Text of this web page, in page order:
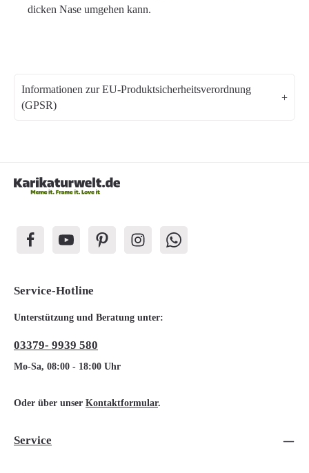
dicken Nase umgehen kann.
Informationen zur EU-Produktsicherheitsverordnung
(GPSR)
Service-Hotline
Unterstützung und Beratung unter:
03379- 9939 580
Mo-Sa, 08:00 - 18:00 Uhr
Oder über unser Kontaktformular.
Service